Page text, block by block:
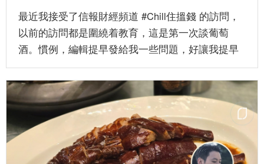
最近我接受了信報財經頻道 #Chill住搵錢 的訪問，
以前的訪問都是圍繞着教育，這是第一次談葡萄
酒。慣例，編輯提早發給我一些問題，好讓我提早
準備。在錄製當天，...